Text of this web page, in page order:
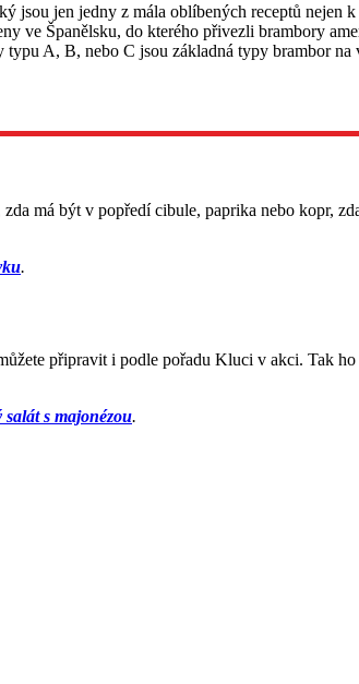
jen jedny z mála oblíbených receptů nejen
ve Španělsku, do kterého přivezli brambory
A, B, nebo C jsou základná typy brambor na
má být v popředí cibule, paprika nebo kopr,
.
připravit i podle pořadu Kluci v akci. Tak
salát s majonézou.